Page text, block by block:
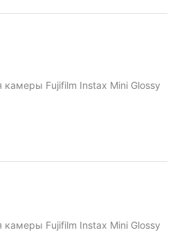
Fujifilm Instax Mini Glossy
Fujifilm Instax Mini Glossy